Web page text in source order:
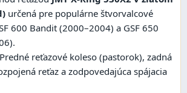
určená pre populárne štvorvalcové
600 Bandit (2000–2004) a GSF 650
Predné reťazové koleso (pastorok), zadná
reťaz a zodpovedajúca spájacia